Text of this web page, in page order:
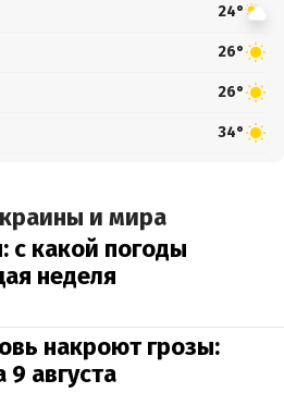
24°
26°
26°
34°
и мира
с какой погоды
неделя
накроют грозы:
9 августа